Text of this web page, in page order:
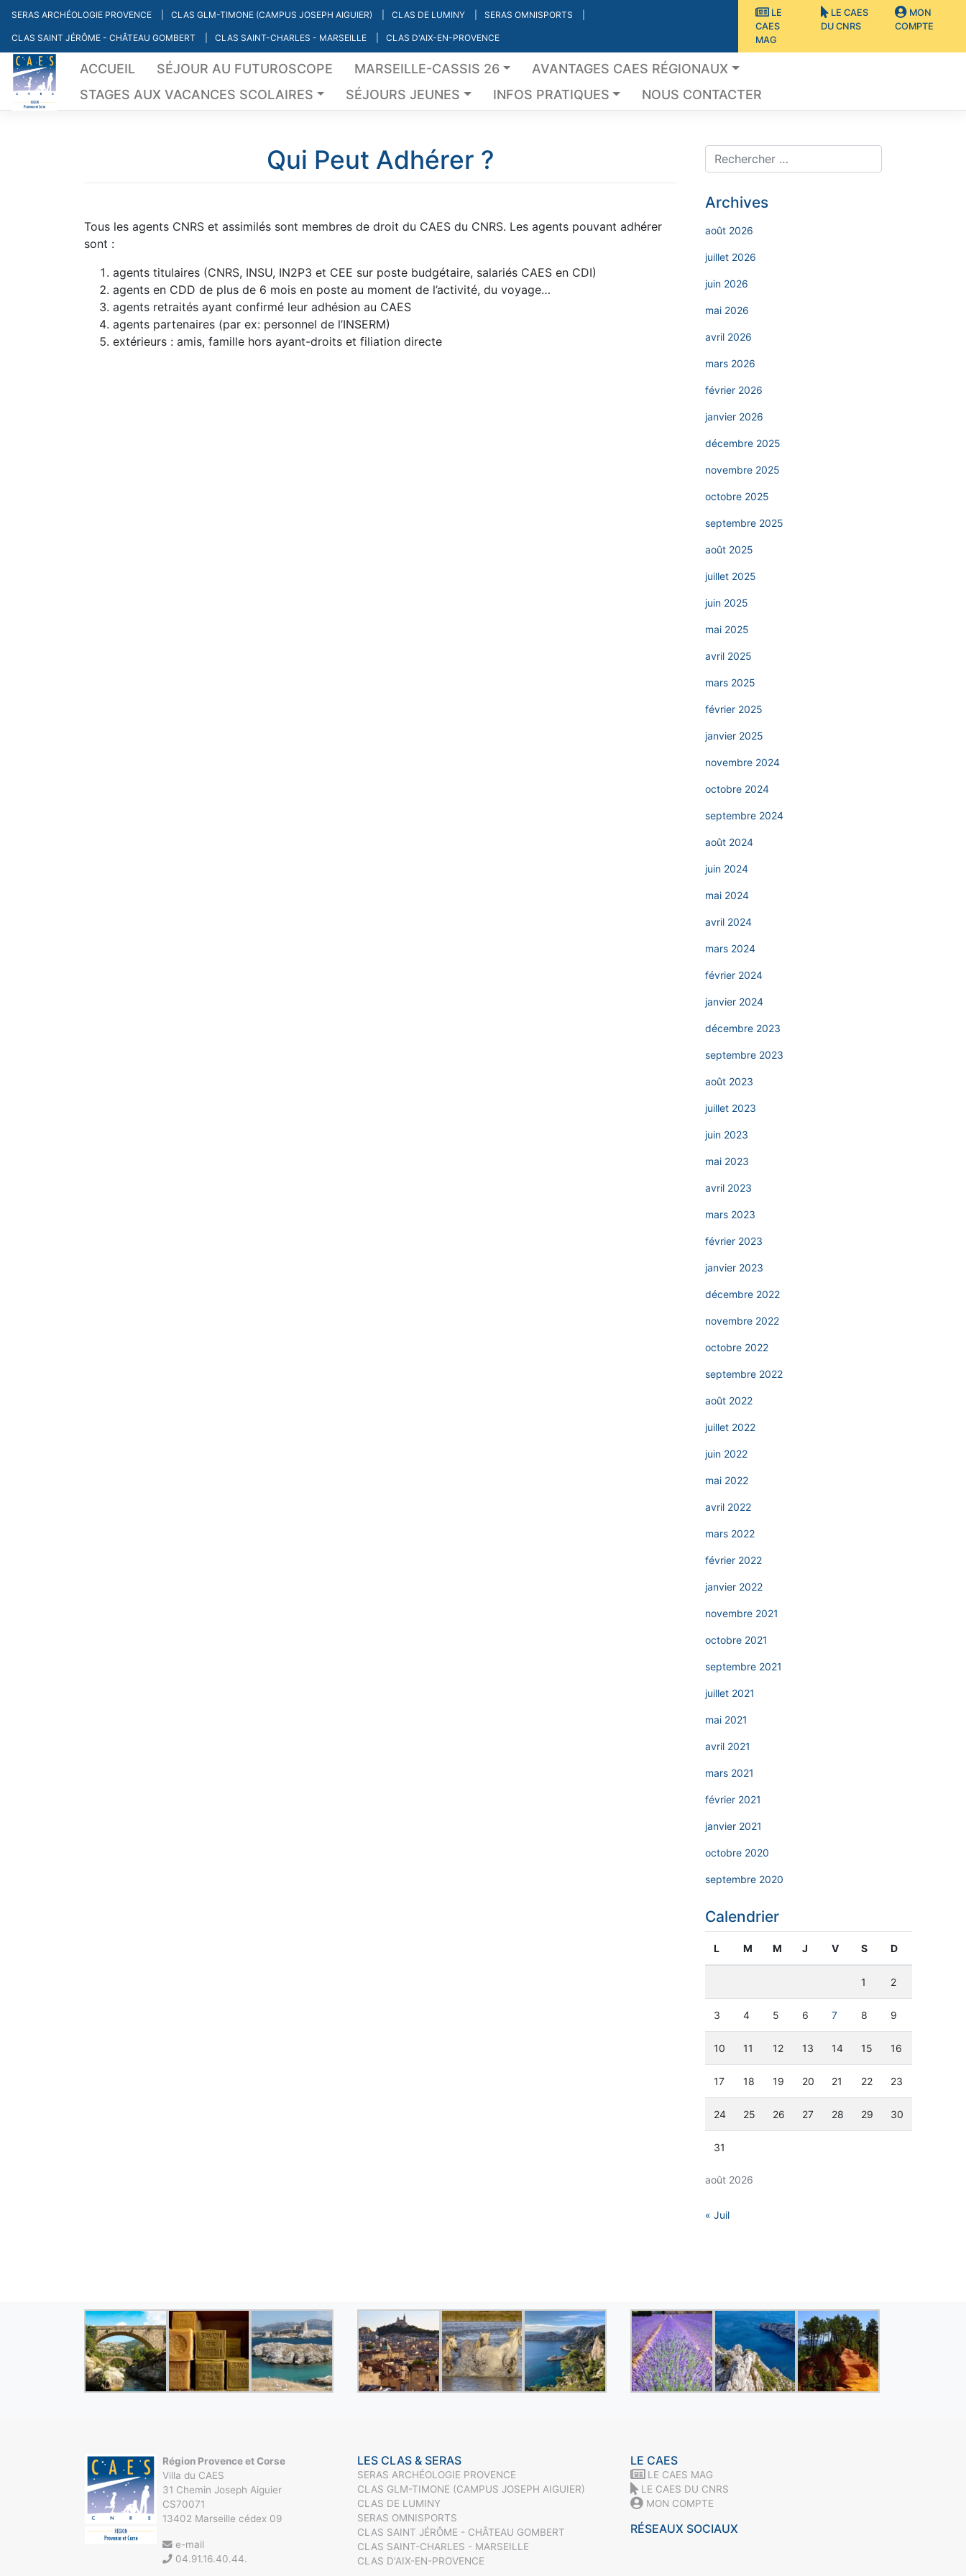
Skip
content
SERAS ARCHÉOLOGIE PROVENCE CLAS GLM-TIMONE (CAMPUS JOSEPH AIGUIER) CLAS DE LUMINY SERAS OMNISPORTS
CLAS SAINT JÉRÔME - CHÂTEAU GOMBERT CLAS SAINT-CHARLES - MARSEILLE CLAS D'AIX-EN-PROVENCE
LE
CAES
MAG
LE CAES
DU CNRS
MON
COMPTE
ACCUEIL SÉJOUR AU FUTUROSCOPE MARSEILLE-CASSIS 26
AVANTAGES CAES RÉGIONAUX
STAGES AUX VACANCES SCOLAIRES
SÉJOURS JEUNES INFOS PRATIQUES NOUS CONTACTER
Qui Peut Adhérer ?
Tous les agents CNRS et assimilés sont membres de droit du CAES du CNRS. Les agents pouvant adhérer
sont :
agents titulaires (CNRS, INSU, IN2P3 et CEE sur poste budgétaire, salariés CAES en CDI)
agents en CDD de plus de 6 mois en poste au moment de l’activité, du voyage…
agents retraités ayant confirmé leur adhésion au CAES
agents partenaires (par ex: personnel de l’INSERM)
extérieurs : amis, famille hors ayant-droits et filiation directe
Archives
août 2026
juillet 2026
juin 2026
mai 2026
avril 2026
mars 2026
février 2026
janvier 2026
décembre 2025
novembre 2025
octobre 2025
septembre 2025
août 2025
juillet 2025
juin 2025
mai 2025
avril 2025
mars 2025
février 2025
janvier 2025
novembre 2024
octobre 2024
septembre 2024
août 2024
juin 2024
mai 2024
avril 2024
mars 2024
février 2024
janvier 2024
décembre 2023
septembre 2023
août 2023
juillet 2023
juin 2023
mai 2023
avril 2023
mars 2023
février 2023
janvier 2023
décembre 2022
novembre 2022
octobre 2022
septembre 2022
août 2022
juillet 2022
juin 2022
mai 2022
avril 2022
mars 2022
février 2022
janvier 2022
novembre 2021
octobre 2021
septembre 2021
juillet 2021
mai 2021
avril 2021
mars 2021
février 2021
janvier 2021
octobre 2020
septembre 2020
Calendrier
août 2026
L M M J V S D
1 2
3 4 5 6 7 8 9
10 11 12 13 14 15 16
17 18 19 20 21 22 23
24 25 26 27 28 29 30
31
« Juil
Région Provence et Corse
Villa du CAES
31 Chemin Joseph Aiguier
CS70071
13402 Marseille cédex 09
e-mail
04.91.16.40.44.
LES CLAS & SERAS
SERAS ARCHÉOLOGIE PROVENCE
CLAS GLM-TIMONE (CAMPUS JOSEPH AIGUIER)
CLAS DE LUMINY
SERAS OMNISPORTS
CLAS SAINT JÉRÔME - CHÂTEAU GOMBERT
CLAS SAINT-CHARLES - MARSEILLE
CLAS D'AIX-EN-PROVENCE
LE CAES
LE CAES MAG
LE CAES DU CNRS
MON COMPTE
RÉSEAUX SOCIAUX